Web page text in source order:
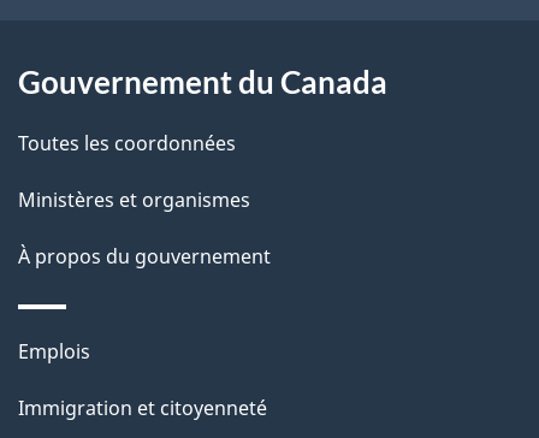
Gouvernement du Canada
Toutes les coordonnées
Ministères et organismes
À propos du gouvernement
Thèmes
sujets
Emplois
Immigration et citoyenneté